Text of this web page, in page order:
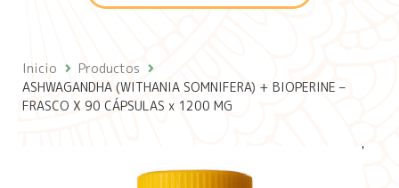
Inicio
Productos
ASHWAGANDHA (WITHANIA SOMNIFERA) + BIOPERINE –
FRASCO X 90 CÁPSULAS x 1200 MG